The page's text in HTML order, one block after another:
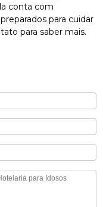
conta com
para cuidar
para saber mais.